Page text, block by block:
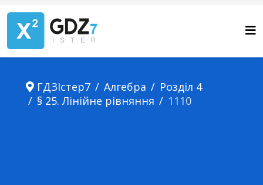
ГДЗІстер7 Алгебра
Розділ 4
§ 25. Лінійне рівняння
1110